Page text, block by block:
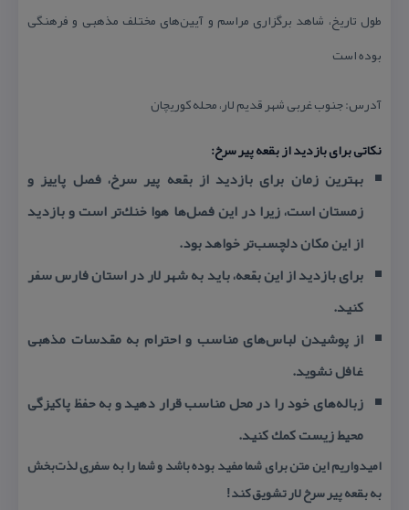
طول تاریخ، شاهد برگزاری مراسم و آیین‌های مختلف مذهبی و فرهنگی
بوده است
آدرس: جنوب غربی شهر قدیم لار، محله كوریچان
نكاتی برای بازدید از بقعه پیر سرخ:
بهترین زمان برای بازدید ازبقعه پیر سرخ، فصل پاییز و
زمستان است، زیرا در این فصل‌ها هوا خنك‌تر است و بازدید
از این مكان دلچسب‌تر خواهد بود.
برای بازدید از این بقعه، باید به شهر لار در استان فارس سفر
كنید.
از پوشیدن لباس‌های مناسب و احترام به مقدسات مذهبی
غافل نشوید.
زباله‌های خود را در محل مناسب قرار دهید و به حفظ پاكیزگی
محیط زیست كمك كنید.
امیدواریم این متن برای شما مفید بوده باشد و شما را به سفری لذت‌بخش
بهبقعه پیر سرخلار تشویق كند!